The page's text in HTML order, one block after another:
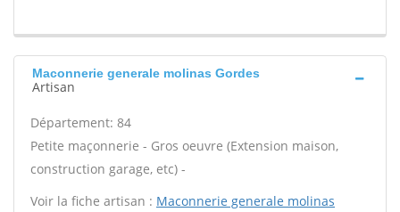
Maconnerie generale molinas Gordes
Artisan
Département: 84
Petite maçonnerie - Gros oeuvre (Extension maison,
construction garage, etc) -
Voir la fiche artisan : Maconnerie generale molinas